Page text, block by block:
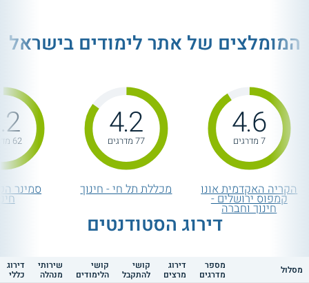
המומלצים של אתר לימודים בישראל
4.6
7 מדרגים
הקריה האקדמית אונו
קמפוס ירושלים -
חינוך וחברה
4.2
77 מדרגים
מכללת תל חי - חינוך
62 מדרגים
סמינר
דירוג הסטודנטים
מסלול מספר
מדרגים
דירוג
מרצים
קושי
להתקבל
קושי
הלימודים
שירותי
מנהלה
דירוג
כללי